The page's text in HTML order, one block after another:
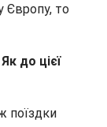
Європу, то
до цієї
поїздки